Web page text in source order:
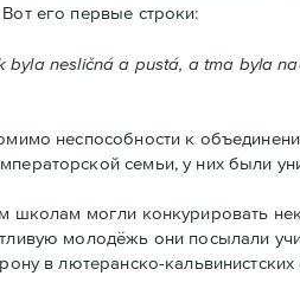
его первые строки:
nesličná a pustá, a tma byla
неспособности к
семьи, у них были
школам могли конкурировать
молодёжь они посылали
в лютеранско-